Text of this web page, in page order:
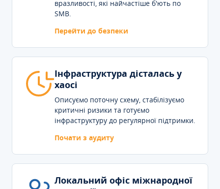
вразливості, які найчастіше б'ють по
SMB.
Перейти до безпеки
Інфраструктура дісталась у
хаосі
Описуємо поточну схему, стабілізуємо
критичні ризики та готуємо
інфраструктуру до регулярної підтримки.
Почати з аудиту
Локальний офіс міжнародної